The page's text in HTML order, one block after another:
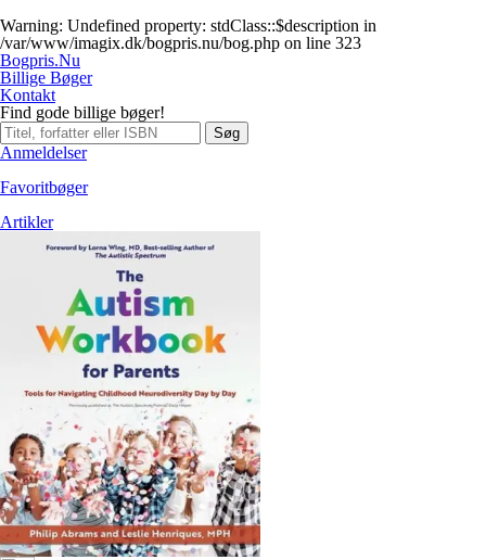
Warning: Undefined property: stdClass::$description in
/var/www/imagix.dk/bogpris.nu/bog.php on line 323
Bogpris.Nu
Billige Bøger
Kontakt
Find gode billige bøger!
Søg
Anmeldelser
Favoritbøger
Artikler